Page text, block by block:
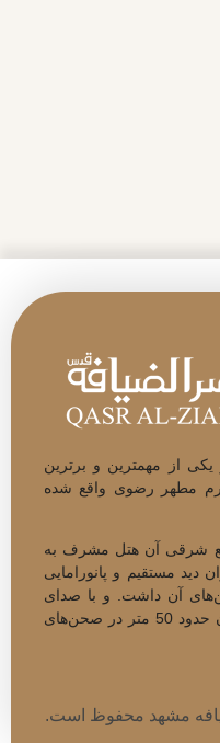
از مهم­ترین و برتر­ین
مطهر رضوی واقع شده
شرقی آن هتل مشرف به
مستقیم و پانورامایی
آن داشت. و با صدای
مؤذن نمازهای یومیه را با طی کردن حدود 50 متر در صحن‌­های
مشهد محفوظ است.